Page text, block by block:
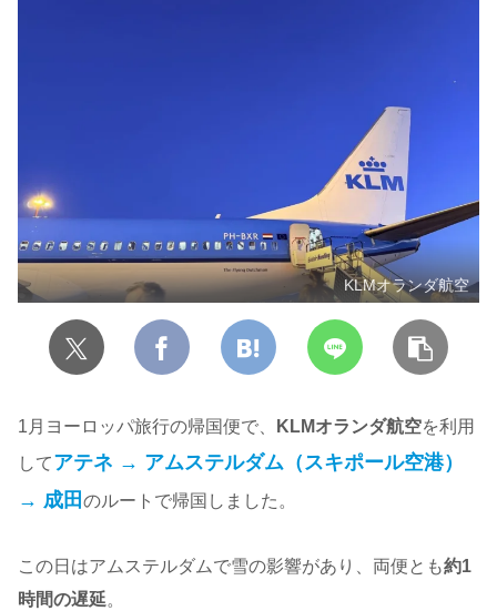
KLMオランダ航空
1月ヨーロッパ旅行の帰国便で、 KLMオランダ航空を利用
してアテネ → アムステルダム（スキポール空港）
→ 成田 のルートで帰国しました。
この日はアムステルダムで雪の影響があり、両便とも約1
時間の遅延。